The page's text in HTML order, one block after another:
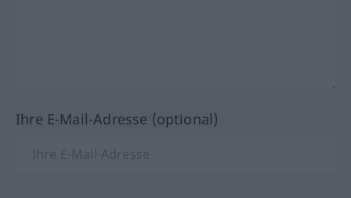
Ihre E-Mail-Adresse (optional)